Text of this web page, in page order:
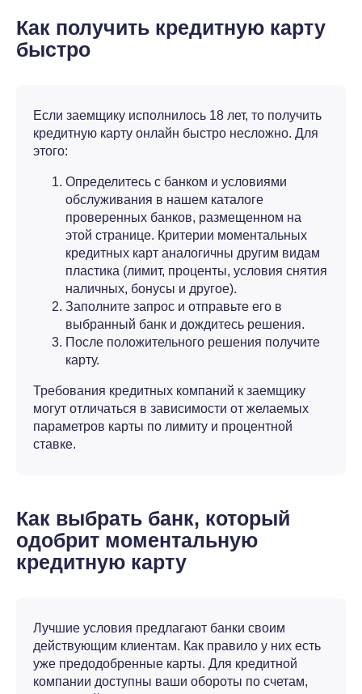
Как получить кредитную карту
быстро
Если заемщику исполнилось 18 лет, то получить
кредитную карту онлайн быстро несложно. Для
этого:
Определитесь с банком и условиями
обслуживания в нашем каталоге
проверенных банков, размещенном на
этой странице. Критерии моментальных
кредитных карт аналогичны другим видам
пластика (лимит, проценты, условия снятия
наличных, бонусы и другое).
Заполните запрос и отправьте его в
выбранный банк и дождитесь решения.
После положительного решения получите
карту.
Требования кредитных компаний к заемщику
могут отличаться в зависимости от желаемых
параметров карты по лимиту и процентной
ставке.
Как выбрать банк, который
одобрит моментальную
кредитную карту
Лучшие условия предлагают банки своим
действующим клиентам. Как правило у них есть
уже предодобренные карты. Для кредитной
компании доступны ваши обороты по счетам,